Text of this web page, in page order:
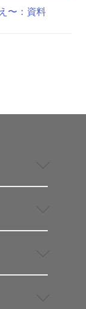
〜：資料